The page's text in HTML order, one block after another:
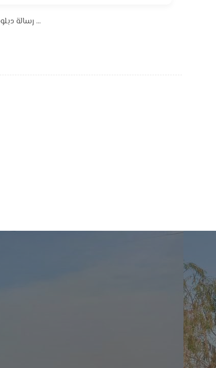
رسالة دبلوم عالي في كلية العلوم بجامعة القادسية ناقشت الحشرات كناقل للحمض النووي البشري ودورها كأدلة جنائية ناقشت رسالة الدبلوم ...